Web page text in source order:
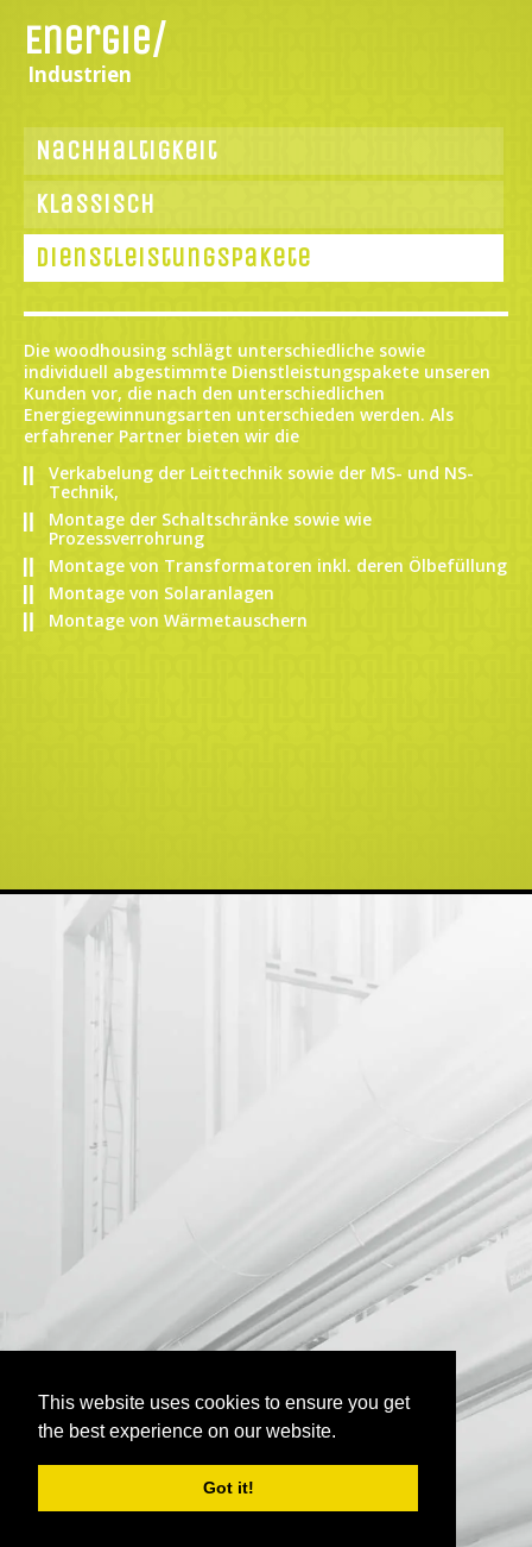
This website uses cookies to ensure you get
the best experience on our website.
Got it!
Energie/
Industrien
Nachhaltigkeit
Klassisch
Dienstleistungspakete
Die woodhousing schlägt unterschiedliche sowie
individuell abgestimmte Dienstleistungspakete unseren
Kunden vor, die nach den unterschiedlichen
Energiegewinnungsarten unterschieden werden. Als
erfahrener Partner bieten wir die
Verkabelung der Leittechnik sowie der MS- und NS-
Technik,
Montage der Schaltschränke sowie wie
Prozessverrohrung
Montage von Transformatoren inkl. deren Ölbefüllung
Montage von Solaranlagen
Montage von Wärmetauschern